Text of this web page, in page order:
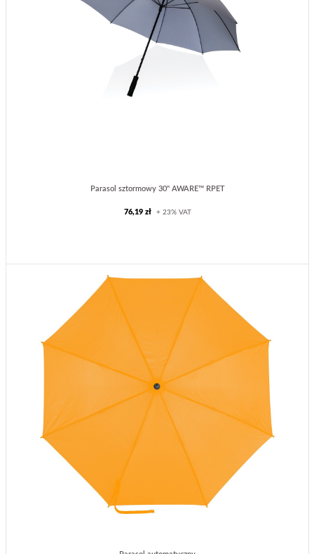
Parasol sztormowy 30" AWARE™ RPET
76,19 zł + 23% VAT